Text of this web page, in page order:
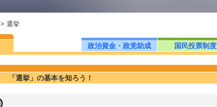
> 選挙
政治資金・政党助成 国民投票制度
「選挙」の基本を知ろう！